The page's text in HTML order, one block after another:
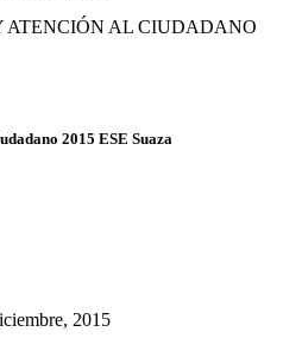
ATENCIÓN AL CIUDADANO
2015 ESE Suaza
2015